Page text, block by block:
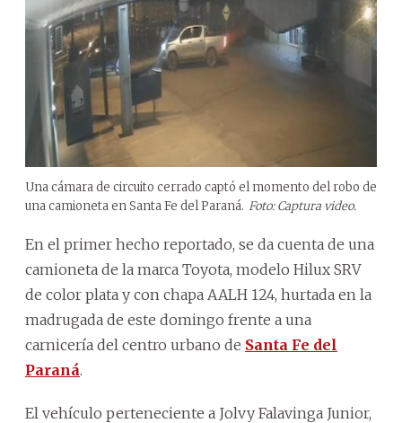
Una cámara de circuito cerrado captó el momento del robo de
una camioneta en Santa Fe del Paraná. Foto: Captura video.
En el primer hecho reportado, se da cuenta de una
camioneta de la marca Toyota, modelo Hilux SRV
de color plata y con chapa AALH 124, hurtada en la
madrugada de este domingo frente a una
carnicería del centro urbano de Santa Fe del
Paraná.
El vehículo perteneciente a Jolvy Falavinga Junior,